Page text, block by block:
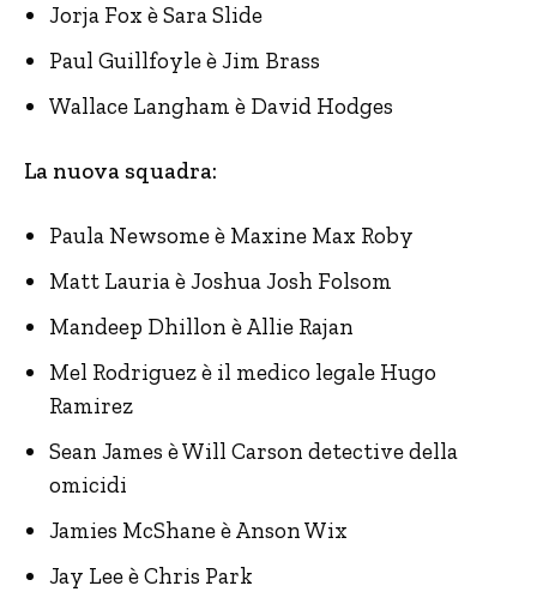
Jorja Fox è Sara Slide
Paul Guillfoyle è Jim Brass
Wallace Langham è David Hodges
La nuova squadra:
Paula Newsome è Maxine Max Roby
Matt Lauria è Joshua Josh Folsom
Mandeep Dhillon è Allie Rajan
Mel Rodriguez è il medico legale Hugo
Ramirez
Sean James è Will Carson detective della
omicidi
Jamies McShane è Anson Wix
Jay Lee è Chris Park